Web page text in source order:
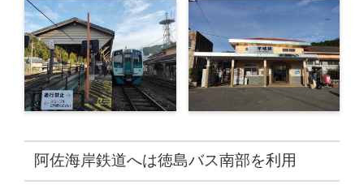
阿佐海岸鉄道へは徳島バス南部を利用